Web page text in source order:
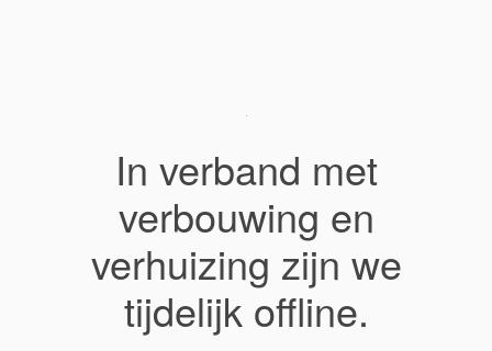
In verband met
verbouwing en
verhuizing zijn we
tijdelijk offline.